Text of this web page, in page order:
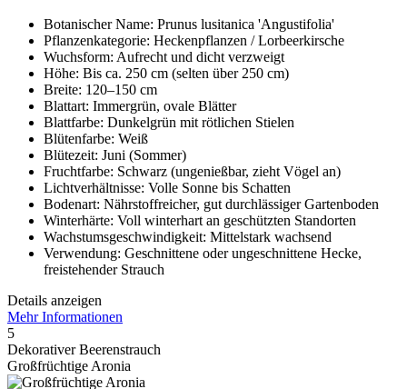
Botanischer Name: Prunus lusitanica 'Angustifolia'
Pflanzenkategorie: Heckenpflanzen / Lorbeerkirsche
Wuchsform: Aufrecht und dicht verzweigt
Höhe: Bis ca. 250 cm (selten über 250 cm)
Breite: 120–150 cm
Blattart: Immergrün, ovale Blätter
Blattfarbe: Dunkelgrün mit rötlichen Stielen
Blütenfarbe: Weiß
Blütezeit: Juni (Sommer)
Fruchtfarbe: Schwarz (ungenießbar, zieht Vögel an)
Lichtverhältnisse: Volle Sonne bis Schatten
Bodenart: Nährstoffreicher, gut durchlässiger Gartenboden
Winterhärte: Voll winterhart an geschützten Standorten
Wachstumsgeschwindigkeit: Mittelstark wachsend
Verwendung: Geschnittene oder ungeschnittene Hecke,
freistehender Strauch
Details anzeigen
Mehr Informationen
5
Dekorativer Beerenstrauch
Großfrüchtige Aronia